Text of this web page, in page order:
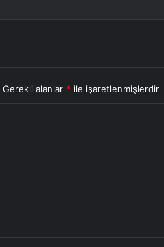
Gerekli alanlar * ile işaretlenmişlerdir